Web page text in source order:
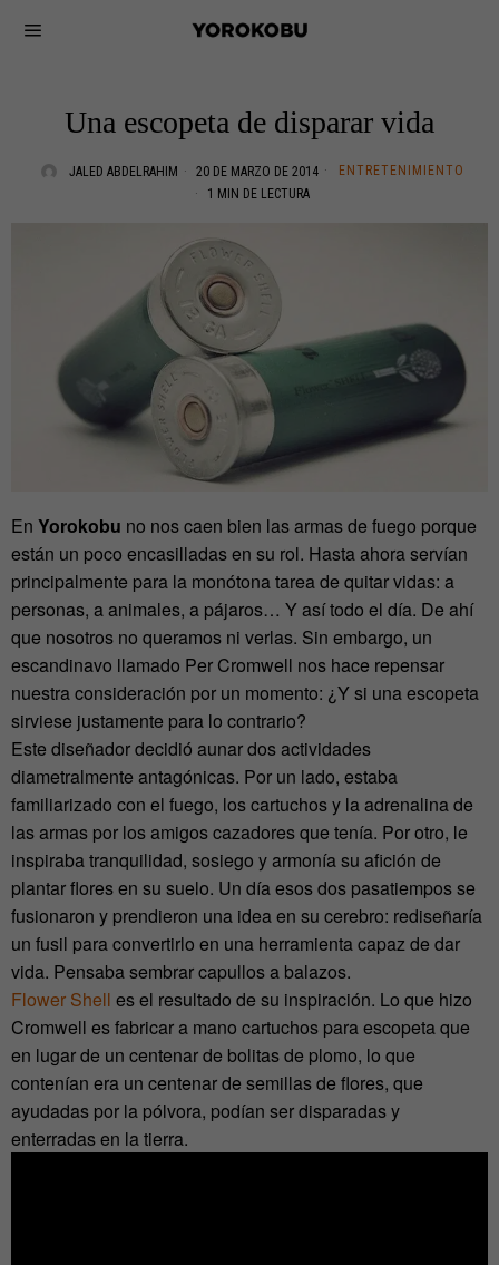
Una escopeta de disparar vida
JALED ABDELRAHIM 20 DE MARZO DE 2014
ENTRETENIMIENTO
1 MIN DE LECTURA
En Yorokobu no nos caen bien las armas de fuego porque
están un poco encasilladas en su rol. Hasta ahora servían
principalmente para la monótona tarea de quitar vidas: a
personas, a animales, a pájaros… Y así todo el día. De ahí
que nosotros no queramos ni verlas. Sin embargo, un
escandinavo llamado Per Cromwell nos hace repensar
nuestra consideración por un momento: ¿Y si una escopeta
sirviese justamente para lo contrario?
Este diseñador decidió aunar dos actividades
diametralmente antagónicas. Por un lado, estaba
familiarizado con el fuego, los cartuchos y la adrenalina de
las armas por los amigos cazadores que tenía. Por otro, le
inspiraba tranquilidad, sosiego y armonía su afición de
plantar flores en su suelo. Un día esos dos pasatiempos se
fusionaron y prendieron una idea en su cerebro: rediseñaría
un fusil para convertirlo en una herramienta capaz de dar
vida. Pensaba sembrar capullos a balazos.
Flower Shell es el resultado de su inspiración. Lo que hizo
Cromwell es fabricar a mano cartuchos para escopeta que
en lugar de un centenar de bolitas de plomo, lo que
contenían era un centenar de semillas de flores, que
ayudadas por la pólvora, podían ser disparadas y
enterradas en la tierra.